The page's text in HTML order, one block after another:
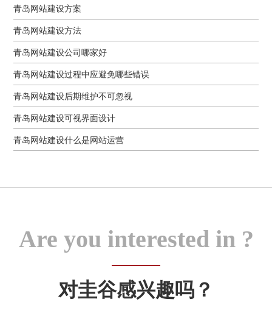
青岛网站建设方案
青岛网站建设方法
青岛网站建设公司哪家好
青岛网站建设过程中应避免哪些错误
青岛网站建设后期维护不可忽视
青岛网站建设可视界面设计
青岛网站建设什么是网站运营
Are you interested in ?
对圭谷感兴趣吗？